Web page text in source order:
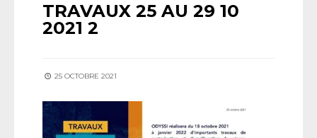
TRAVAUX 25 AU 29 10
2021 2
25 OCTOBRE 2021